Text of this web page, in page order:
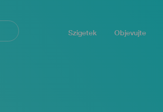
Szigetek Objevujte